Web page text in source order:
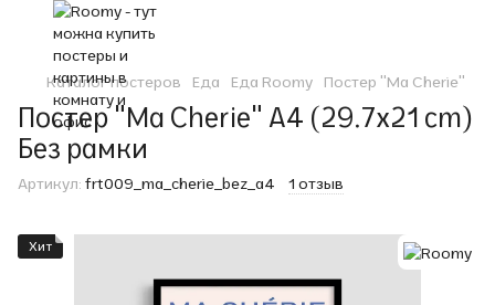
Каталог постеров Еда Еда Roomy Постер "Ma Cherie"
Постер "Ma Cherie" A4 (29.7x21 cm)
Без рамки
Артикул: frt009_ma_cherie_bez_a4 1 отзыв
Хит